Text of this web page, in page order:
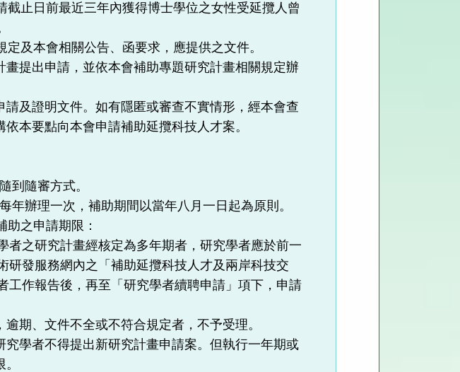
截止日前最近三年內獲得博士學位之女性受延攬人曾
及本會相關公告、函要求，應提供之文件。
提出申請，並依本會補助專題研究計畫相關規定辦
及證明文件。如有隱匿或審查不實情形，經本會查
本要點向本會申請補助延攬科技人才案。
到隨審方式。
年辦理一次，補助期間以當年八月一日起為原則。
之申請期限：
者之研究計畫經核定為多年期者，研究學者應於前一
研發服務網內之「補助延攬科技人才及兩岸科技交
工作報告後，再至「研究學者續聘申請」項下，申請
期、文件不全或不符合規定者，不予受理。
學者不得提出新研究計畫申請案。但執行一年期或